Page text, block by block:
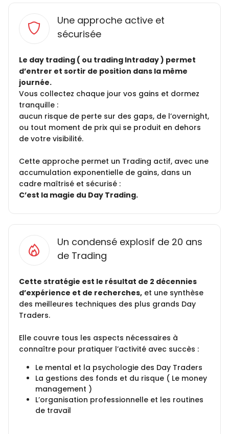
Une approche active et
sécurisée
Le day trading ( ou trading Intraday ) permet
d’entrer et sortir de position dans la même
journée.
Vous collectez chaque jour vos gains et dormez
tranquille :
aucun risque de perte sur des gaps, de l’overnight,
ou tout moment de prix qui se produit en dehors
de votre visibilité.
Cette approche permet un Trading actif, avec une
accumulation exponentielle de gains, dans un
cadre maîtrisé et sécurisé :
C’est la magie du Day Trading.
Un condensé explosif de 20 ans
de Trading
Cette stratégie est le résultat de 2 décennies
d’expérience et de recherches, et une synthèse
des meilleures techniques des plus grands Day
Traders.
Elle couvre tous les aspects nécessaires à
connaître pour pratiquer l’activité avec succès :
Le mental et la psychologie des Day Traders
La gestions des fonds et du risque ( Le money
management )
L’organisation professionnelle et les routines
de travail